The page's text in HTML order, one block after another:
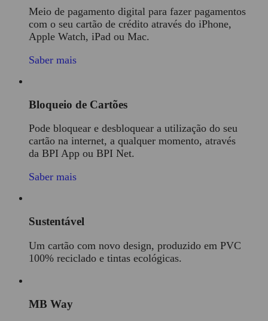
Meio de pagamento digital para fazer pagamentos
com o seu cartão de crédito através do iPhone,
Apple Watch, iPad ou Mac.
Saber mais
Bloqueio de Cartões
Pode bloquear e desbloquear a utilização do seu
cartão na internet, a qualquer momento, através
da BPI App ou BPI Net.
Saber mais
Sustentável
Um cartão com novo design, produzido em PVC
100% reciclado e tintas ecológicas.
MB Way